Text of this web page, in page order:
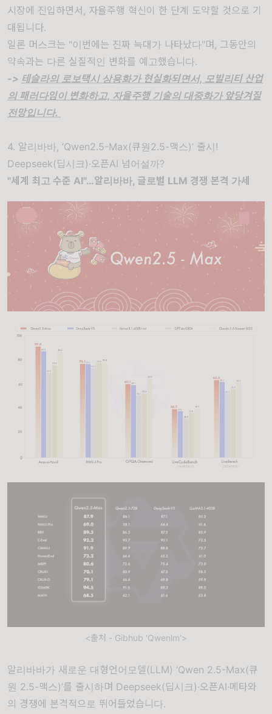
시장에 진입하면서, 자율주행 혁신이 한 단계 도약할 것으로 기
대됩니다.
일론 머스크는 "이번에는 진짜 늑대가 나타났다"며, 그동안의
약속과는 다른 실질적인 변화를 예고했습니다.
-> 테슬라의 로보택시 상용화가 현실화되면서, 모빌리티 산업
의 패러다임이 변화하고, 자율주행 기술의 대중화가 앞당겨질
전망입니다.
4. 알리바바, ‘Qwen2.5-Max(큐원2.5-맥스)’ 출시!
Deepseek(딥시크)·오픈AI 넘어설까?
"세계 최고 수준 AI"…알리바바, 글로벌 LLM 경쟁 본격 가세
<출처 - Gibhub 'Qwenlm'>
알리바바가 새로운 대형언어모델(LLM) ‘Qwen 2.5-Max(큐
원 2.5-맥스)’를 출시하며 Deepseek(딥시크)·오픈AI·메타와
의 경쟁에 본격적으로 뛰어들었습니다.